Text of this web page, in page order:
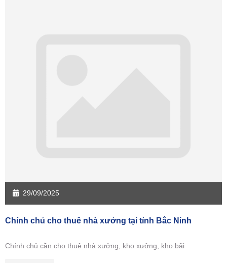
29/09/2025
Chính chủ cho thuê nhà xưởng tại tỉnh Bắc Ninh
Chính chủ cần cho thuê nhà xưởng, kho xưởng, kho bãi